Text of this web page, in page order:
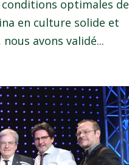
conditions optimales de
en culture solide et
avons validé...